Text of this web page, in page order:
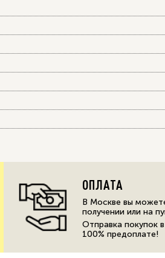
ОПЛАТА
В Москве вы
получении или на
Отправка покупок
100% предоплате!